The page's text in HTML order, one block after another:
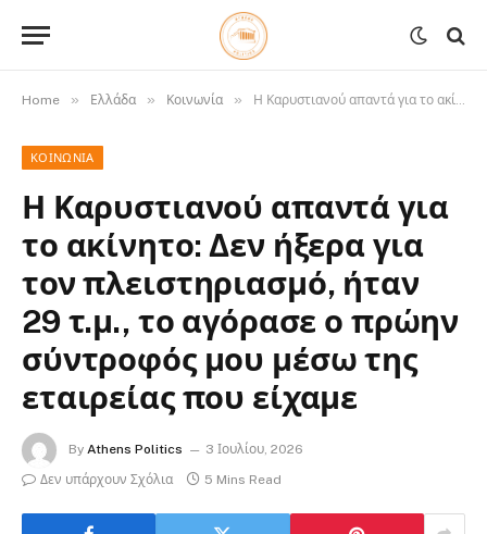
Home » Ελλάδα » Κοινωνία » Η Καρυστιανού απαντά για το ακίνητο: Δεν ήξερα για τον πλειστηριασμό, ήταν 29 τ.μ., το αγόρασε ο πρώην σύντροφός μου μέσω της εταιρείας που είχαμε
ΚΟΙΝΩΝΊΑ
Η Καρυστιανού απαντά για
το ακίνητο: Δεν ήξερα για
τον πλειστηριασμό, ήταν
29 τ.μ., το αγόρασε ο πρώην
σύντροφός μου μέσω της
εταιρείας που είχαμε
By Athens Politics
3 Ιουλίου, 2026
Δεν υπάρχουν Σχόλια
5 Mins Read